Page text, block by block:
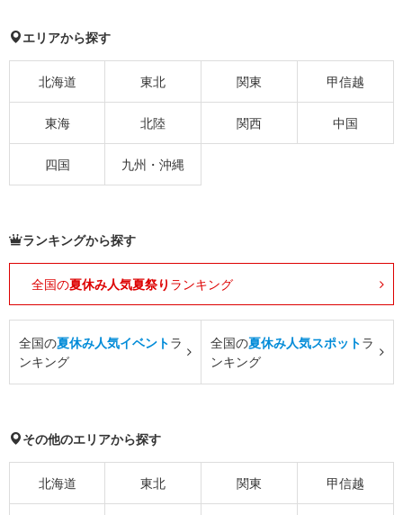
エリアから探す
北海道 東北 関東 甲信越
東海 北陸 関西 中国
四国 九州・沖縄
ランキングから探す
全国の夏休み人気夏祭り ランキング
全国の夏休み人気イベントラ
ンキング
全国の夏休み人気スポットラ
ンキング
その他のエリアから探す
北海道 東北 関東 甲信越